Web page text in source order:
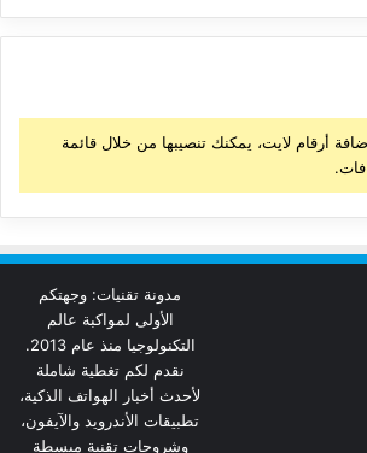
أرقام لايت، يمكنك تنصيبها من خلال قائمة
مدونة تقنيات: وجهتكم
الأولى لمواكبة عالم
التكنولوجيا منذ عام 2013.
نقدم لكم تغطية شاملة
لأحدث أخبار الهواتف الذكية،
تطبيقات الأندرويد والآيفون،
وشروحات تقنية مبسطة